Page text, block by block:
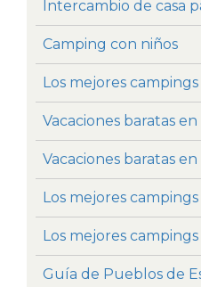
Intercambio de casa
Camping con niños
Los mejores
Vacaciones baratas
Vacaciones baratas
Los mejores campings
Los mejores campings
Guía de Pueblos de